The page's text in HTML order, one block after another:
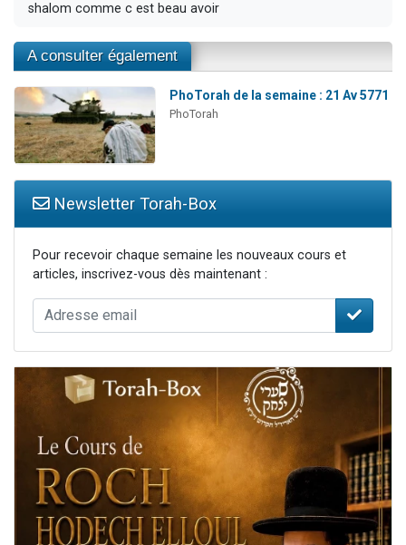
shalom comme c est beau avoir
A consulter également
PhoTorah de la semaine : 21 Av 5771
PhoTorah
Newsletter Torah-Box
Pour recevoir chaque semaine les nouveaux cours et
articles, inscrivez-vous dès maintenant :